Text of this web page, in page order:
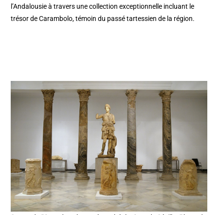
l’Andalousie à travers une collection exceptionnelle incluant le
trésor de Carambolo, témoin du passé tartessien de la région.